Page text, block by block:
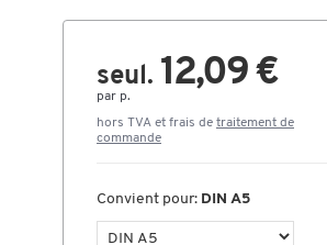
seul. 12,09 €
par p.
hors TVA et frais de traitement de
commande
Convient pour: DIN A5